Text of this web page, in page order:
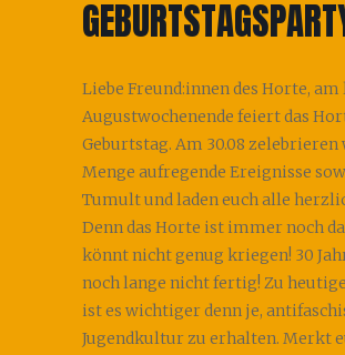
Liebe Freund:innen des Horte,
Augustwochenende feiert das
Geburtstag. Am 30.08 zelebrieren
Menge aufregende Ereignisse
Tumult und laden euch alle
Denn das Horte ist immer noch
könnt nicht genug kriegen! 30
noch lange nicht fertig! Zu
ist es wichtiger denn je,
Jugendkultur zu erhalten. Merkt